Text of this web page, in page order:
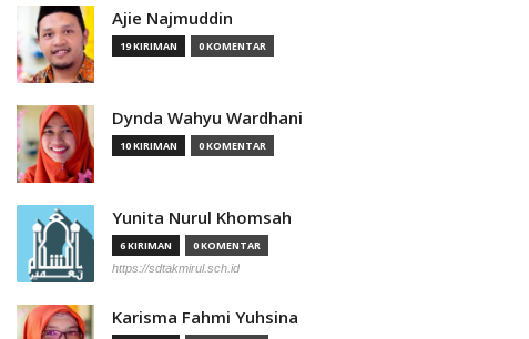
Ajie Najmuddin
19 KIRIMAN 0 KOMENTAR
Dynda Wahyu Wardhani
10 KIRIMAN 0 KOMENTAR
Yunita Nurul Khomsah
6 KIRIMAN 0 KOMENTAR
https://sdtakmirul.sch.id
Karisma Fahmi Yuhsina